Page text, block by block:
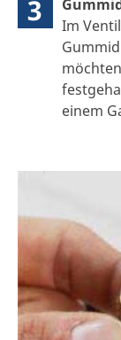
3
Im
einem